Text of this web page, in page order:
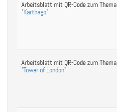
Arbeitsblatt mit QR-Code zum Thema
"Karthago"
Arbeitsblatt mit QR-Code zum Thema
"Tower of London"